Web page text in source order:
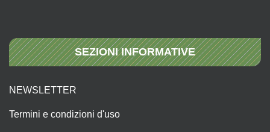
SEZIONI INFORMATIVE
NEWSLETTER
Termini e condizioni d'uso